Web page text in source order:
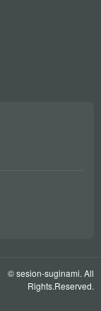
© sesion-suginami. All
Rights.Reserved.